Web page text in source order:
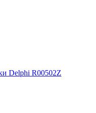
Delphi R00502Z